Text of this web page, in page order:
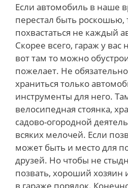
Если автомобиль в наше
перестал быть
похвастаться не каждый
Скорее всего, гараж у вас
вот там то можно
пожелает. Не
храниться только
инструменты для него.
велосипедная стоянка,
садово-огородной
всяких мелочей. Если
может быть и место для
друзей. Но чтобы не
позвать, хороший хозяин
в гараже порядок.